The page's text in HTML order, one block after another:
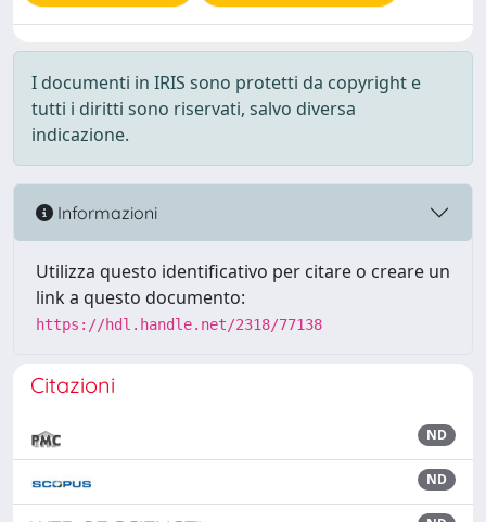
I documenti in IRIS sono protetti da copyright e
tutti i diritti sono riservati, salvo diversa
indicazione.
Informazioni
Utilizza questo identificativo per citare o creare un
link a questo documento:
https://hdl.handle.net/2318/77138
Citazioni
ND
ND